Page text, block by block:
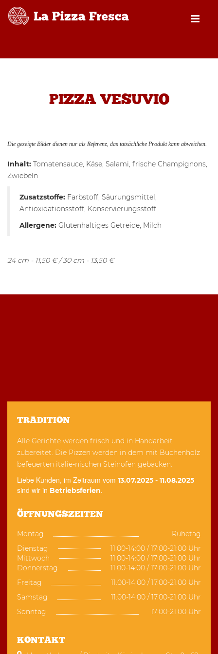
PIZZA VESUVIO
Die gezeigte Bilder dienen nur als Referenz, das tatsächliche Produkt kann abweichen.
Inhalt: Tomatensauce, Käse, Salami, frische Champignons,
Zwiebeln
Zusatzstoffe: Farbstoff, Säurungsmittel,
Antioxidationsstoff, Konservierungsstoff
Allergene: Glutenhaltiges Getreide, Milch
24 cm - 11,50 € / 30 cm - 13,50 €
TRADITION
Alle Gerichte werden frisch und in Handarbeit
zubereitet. Die Pizzen werden in dem mit Buchenholz
befeuerten italie-nischen Steinofen gebacken.
Liebe Kunden, im Zeitraum vom 13.07.2025 - 11.08.2025
sind wir in Betriebsferien.
ÖFFNUNGSZEITEN
Montag
Ruhetag
Dienstag
11:00-14:00 / 17:00-21:00 Uhr
Mittwoch
11:00-14:00 / 17:00-21:00 Uhr
Donnerstag
11:00-14:00 / 17:00-21:00 Uhr
Freitag
11.00-14.00 / 17.00-21.00 Uhr
Samstag
11.00-14.00 / 17.00-21.00 Uhr
Sonntag
17:00-21:00 Uhr
KONTAKT